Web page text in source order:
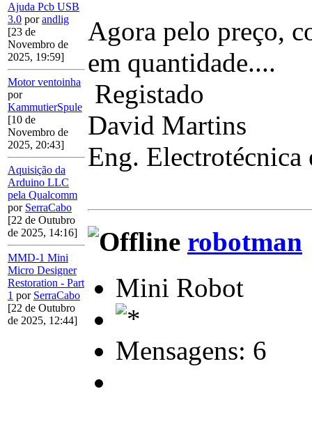
Ajuda Pcb USB
3.0 porandlig
[23 de
Novembro de
2025, 19:59]
Motor ventoinha
por
KammutierSpule
[10 de
Novembro de
2025, 20:43]
Aquisição da
Arduino LLC
pela Qualcomm
por SerraCabo
[22 de Outubro
de 2025, 14:16]
MMD-1 Mini
Micro Designer
Restoration - Part
1 por SerraCabo
[22 de Outubro
de 2025, 12:44]
Agora pelo preço,
em quantidade....
Registado
David Martins
Eng. Electrotécnica
robotman
Mini Robot
Mensagens: 6